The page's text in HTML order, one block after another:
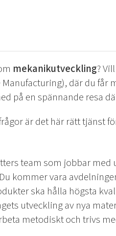
mekanikutveckling?
där du får
på en spännande resa
är det här rätt tjänst
team som jobbar
kommer vara
ska hålla högsta
utveckling av nya
metodiskt och trivs